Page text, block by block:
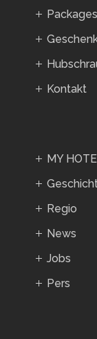
Packages
Kontakt
MY
Regio
News
Jobs
Pers